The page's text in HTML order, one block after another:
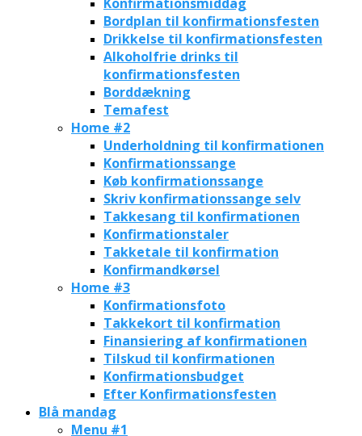
Bordplan til konfirmationsfesten
Drikkelse til konfirmationsfesten
Alkoholfrie drinks til
konfirmationsfesten
Borddækning
Temafest
Home #2
Underholdning til konfirmationen
Konfirmationssange
Køb konfirmationssange
Skriv konfirmationssange selv
Takkesang til konfirmationen
Konfirmationstaler
Takketale til konfirmation
Konfirmandkørsel
Home #3
Konfirmationsfoto
Takkekort til konfirmation
Finansiering af konfirmationen
Tilskud til konfirmationen
Konfirmationsbudget
Efter Konfirmationsfesten
Blå mandag
Menu #1